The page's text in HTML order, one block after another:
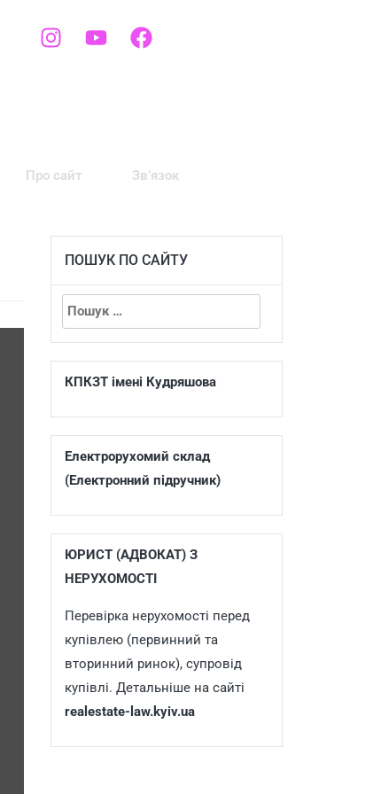
Про сайт Зв’язок
ПОШУК ПО САЙТУ
КПКЗТ імені Кудряшова
Електрорухомий склад
(Електронний підручник)
ЮРИСТ (АДВОКАТ) З
НЕРУХОМОСТІ
Перевірка нерухомості перед
купівлею (первинний та
вторинний ринок), супровід
купівлі. Детальніше на сайті
realestate-law.kyiv.ua